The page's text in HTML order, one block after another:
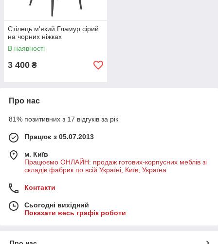
Стілець м'який Гламур сірий
на чорних ніжках
В наявності
3 400 ₴
Про нас
81% позитивних з 17 відгуків за рік
Працює з 05.07.2013
м. Київ
Працюємо ОНЛАЙН: продаж готових-корпусних меблів зі
складів фабрик по всій Україні, Київ, Україна
Контакти
Сьогодні вихідний
Показати весь графік роботи